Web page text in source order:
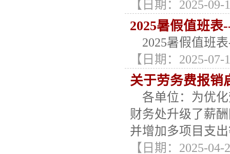
【日期：2025-09-
2025暑假值班表
2025暑假值班
【日期：2025-07-
关于劳务费报销
各单位：为优化
财务处升级了薪
并增加多项目支
【日期：2025-04-